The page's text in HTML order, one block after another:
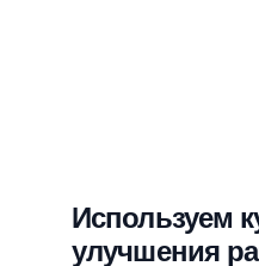
Используем
улучшения